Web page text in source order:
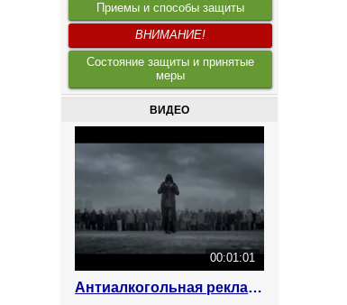
Приемы и способы защиты
ВНИМАНИЕ!
Состояние защиты и принятые
меры
ВИДЕО
00:01:01
Антиалкогольная реклама